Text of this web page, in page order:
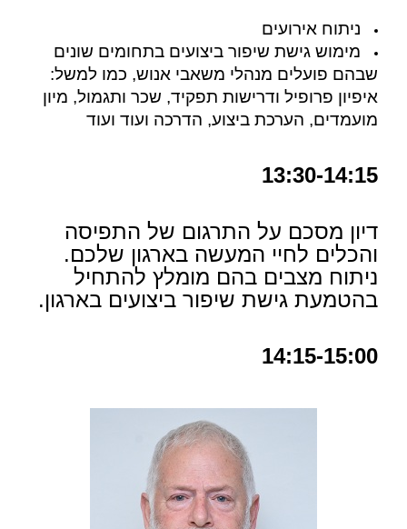
ניתוח אירועים
מימוש גישת שיפור ביצועים בתחומים שונים
שבהם פועלים מנהלי משאבי אנוש, כמו למשל:
איפיון פרופיל ודרישות תפקיד, שכר ותגמול, מיון
מועמדים, הערכת ביצוע, הדרכה ועוד ועוד
13:30-14:15
דיון מסכם על התרגום של התפיסה
והכלים לחיי המעשה בארגון שלכם.
ניתוח מצבים בהם מומלץ להתחיל
בהטמעת גישת שיפור ביצועים בארגון.
14:15-15:00